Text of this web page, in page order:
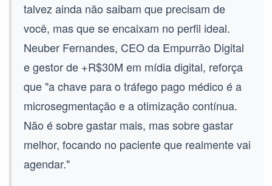
talvez ainda não saibam que precisam de
você, mas que se encaixam no perfil ideal.
Neuber Fernandes, CEO da Empurrão Digital
e gestor de +R$30M em mídia digital, reforça
que "a chave para o tráfego pago médico é a
microsegmentação e a otimização contínua.
Não é sobre gastar mais, mas sobre gastar
melhor, focando no paciente que realmente vai
agendar."